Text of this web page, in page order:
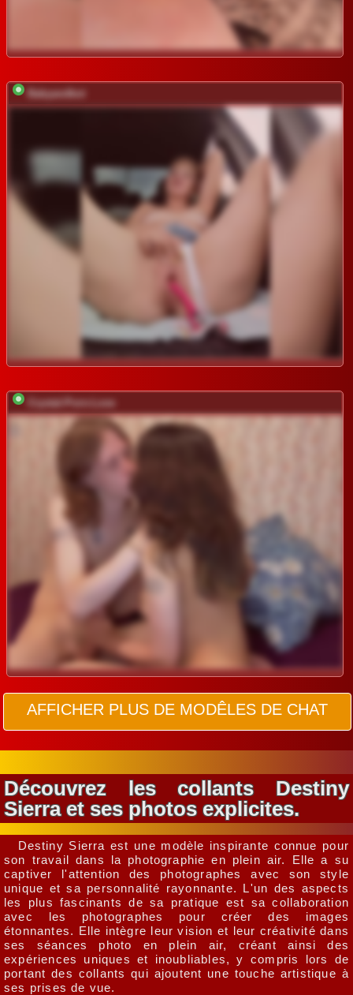
Babyandkot
Crystal-Porn-Love
AFFICHER PLUS DE MODÊLES DE CHAT
Découvrez les collants Destiny
Sierra et ses photos explicites.
Destiny Sierra est une modèle inspirante connue pour
son travail dans la photographie en plein air. Elle a su
captiver l'attention des photographes avec son style
unique et sa personnalité rayonnante. L'un des aspects
les plus fascinants de sa pratique est sa collaboration
avec les photographes pour créer des images
étonnantes. Elle intègre leur vision et leur créativité dans
ses séances photo en plein air, créant ainsi des
expériences uniques et inoubliables, y compris lors de
portant des collants qui ajoutent une touche artistique à
ses prises de vue.